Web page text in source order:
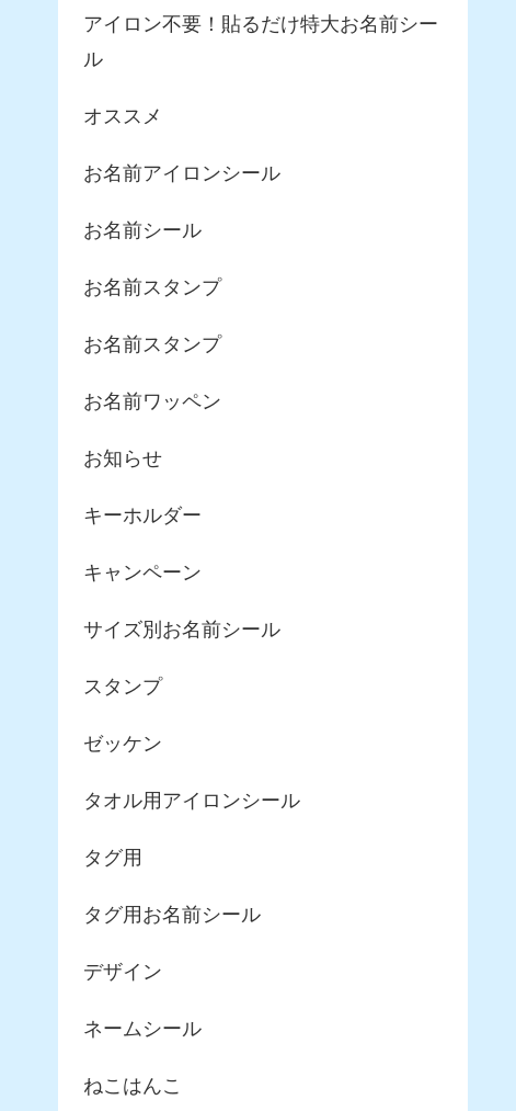
アイロン不要！貼るだけ特大お名前シー
ル
オススメ
お名前アイロンシール
お名前シール
お名前スタンプ
お名前スタンプ
お名前ワッペン
お知らせ
キーホルダー
キャンペーン
サイズ別お名前シール
スタンプ
ゼッケン
タオル用アイロンシール
タグ用
タグ用お名前シール
デザイン
ネームシール
ねこはんこ